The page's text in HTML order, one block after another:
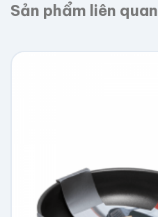
Sản phẩm liên quan